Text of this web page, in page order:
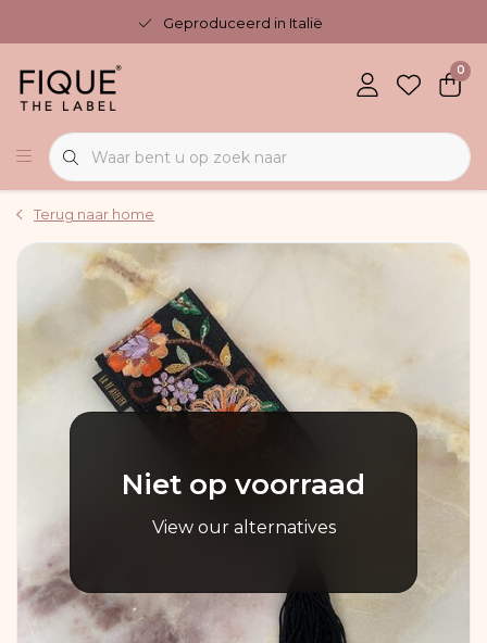
Geproduceerd in Italië
0
Terug naar home
Niet op voorraad
View our alternatives